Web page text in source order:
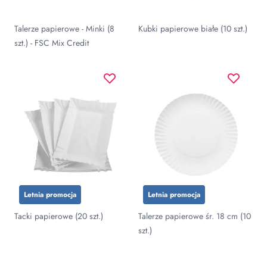
Talerze papierowe - Minki (8
szt.) - FSC Mix Credit
Kubki papierowe białe (10 szt.)
Letnia promocja
Tacki papierowe (20 szt.)
Letnia promocja
Talerze papierowe śr. 18 cm (10
szt.)